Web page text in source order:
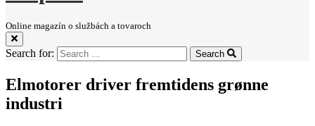
Online magazín o službách a tovaroch
Search for: Search
Elmotorer driver fremtidens grønne
industri